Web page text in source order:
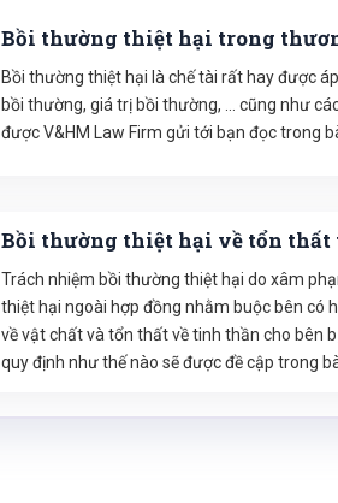
Bồi thường thiệt hại trong
Bồi thường thiệt hại là chế tài rất hay được
bồi thường, giá trị bồi thường, … cũng như
được V&HM Law Firm gửi tới bạn đọc trong
Bồi thường thiệt hại về tổn
Trách nhiệm bồi thường thiệt hại do xâm
thiệt hại ngoài hợp đồng nhằm buộc bên có
về vật chất và tổn thất về tinh thần cho bên
quy định như thế nào sẽ được đề cập trong